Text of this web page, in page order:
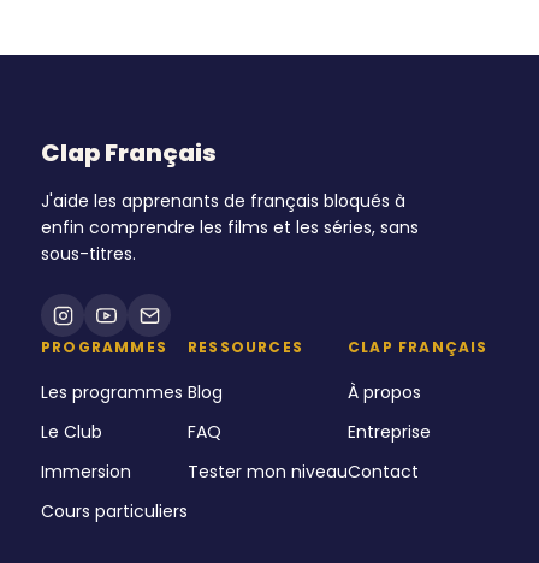
Clap Français
J'aide les apprenants de français bloqués à
enfin comprendre les films et les séries, sans
sous-titres.
PROGRAMMES
Les programmes
Le Club
Immersion
Cours particuliers
RESSOURCES
Blog
FAQ
Tester mon niveau
CLAP FRANÇAIS
À propos
Entreprise
Contact